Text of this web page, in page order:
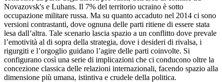
Novazovsk's e Luhans. Il 7% del territorio ucraino è sotto
occupazione militare russa. Ma su quanto accaduto nel 2014 ci sono
versioni contrastanti, dove ognuna delle parti ritiene di essere stata
lesa dall’altra. Tale scenario lascia spazio a un conflitto dove prevale
l’emotività al di sopra della strategia, dove i desideri di rivalsa, i
rigurgiti e l’orgoglio guidano l’agire delle parti coinvolte. Si
configurano così una serie di implicazioni che ci conducono oltre la
concezione classica delle relazioni internazionali, facendo spazio alla
dimensione più umana, istintiva e crudele della politica.